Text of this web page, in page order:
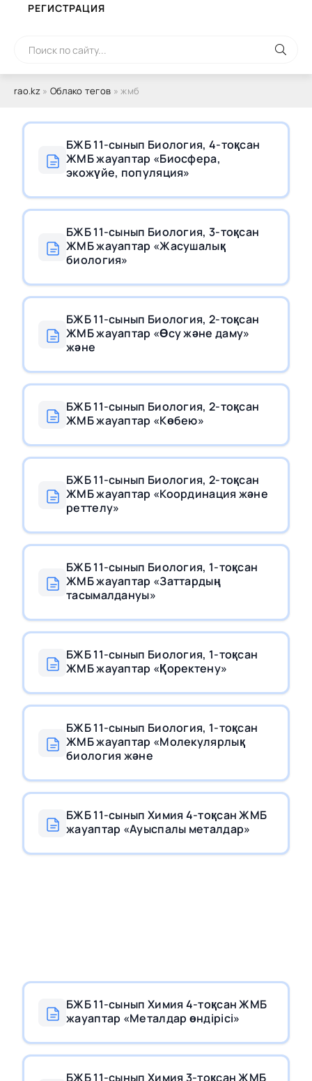
РЕГИСТРАЦИЯ
rao.kz» Облако тегов » жмб
БЖБ 11-сынып Биология, 4-тоқсан
ЖМБ жауаптар «Биосфера,
экожүйе, популяция»
БЖБ 11-сынып Биология, 3-тоқсан
ЖМБ жауаптар «Жасушалық
биология»
БЖБ 11-сынып Биология, 2-тоқсан
ЖМБ жауаптар «Өсу және даму»
және
БЖБ 11-сынып Биология, 2-тоқсан
ЖМБ жауаптар «Көбею»
БЖБ 11-сынып Биология, 2-тоқсан
ЖМБ жауаптар «Координация және
реттелу»
БЖБ 11-сынып Биология, 1-тоқсан
ЖМБ жауаптар «Заттардың
тасымалдануы»
БЖБ 11-сынып Биология, 1-тоқсан
ЖМБ жауаптар «Қоректену»
БЖБ 11-сынып Биология, 1-тоқсан
ЖМБ жауаптар «Молекулярлық
биология және
БЖБ 11-сынып Химия 4-тоқсан ЖМБ
жауаптар «Ауыспалы металдар»
БЖБ 11-сынып Химия 4-тоқсан ЖМБ
жауаптар «Металдар өндірісі»
БЖБ 11-сынып Химия 3-тоқсан ЖМБ